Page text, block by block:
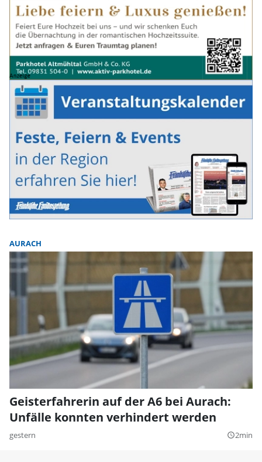
AURACH
Geisterfahrerin auf der A6 bei Aurach:
Unfälle konnten verhindert werden
gestern query_builder2min